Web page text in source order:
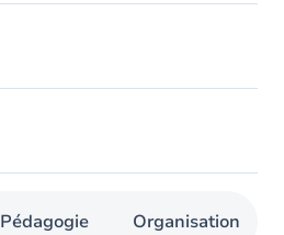
Pédagogie Organisation